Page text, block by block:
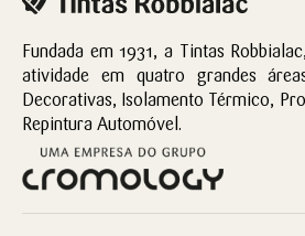
Fundada em 1931, a Tintas
atividade em quatro grandes
Decorativas, Isolamento Térmico,
Repintura Automóvel.